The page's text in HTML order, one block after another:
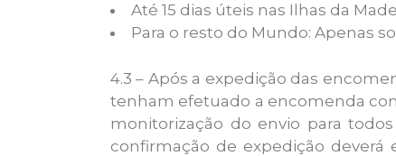
Até 15 dias úteis nas Ilhas da
Para o resto do Mundo: Apenas
4.3 – Após a expedição das
tenham efetuado a encomenda
monitorização do envio para
confirmação de expedição